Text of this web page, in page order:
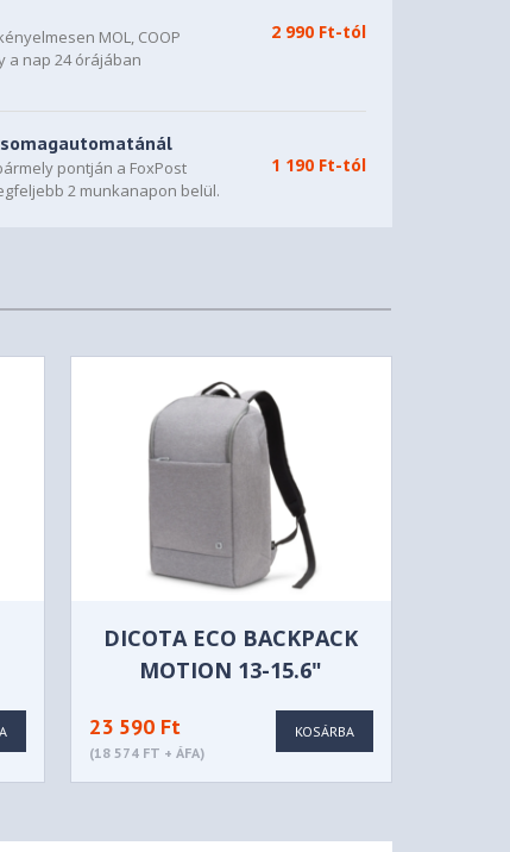
MOL, COOP
a nap 24 órájában
2 990 Ft-tól
pontján a FoxPost
2 munkanapon belül.
1 190 Ft-tól
DICOTA ECO BACKPACK
MOTION 13-15.6"
SZÜRKE - D31876-RPET
23 590 Ft
(18 574 FT + ÁFA)
KOSÁRBA